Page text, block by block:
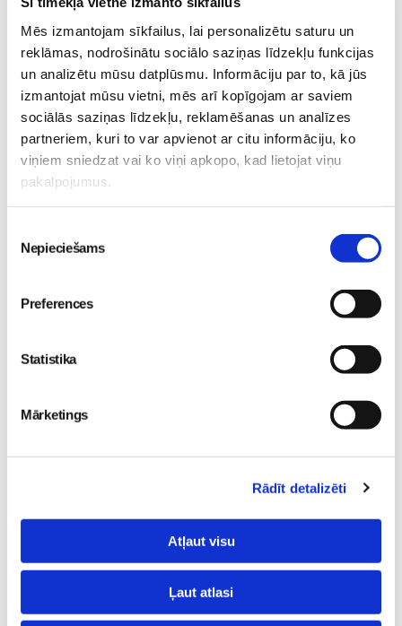
Mēs izmantojam sīkfailus, lai personalizētu saturu un
reklāmas, nodrošinātu sociālo saziņas līdzekļu funkcijas
un analizētu mūsu datplūsmu. Informāciju par to, kā jūs
izmantojat mūsu vietni, mēs arī kopīgojam ar saviem
sociālās saziņas līdzekļu, reklamēšanas un analīzes
partneriem, kuri to var apvienot ar citu informāciju, ko
viņiem sniedzat vai ko viņi apkopo, kad lietojat viņu
pakalpojumus.
izvēle
Nepieciešams
Preferences
Statistika
Mārketings
Rādīt detalizēti
Atļaut visu
Ļaut atlasi
5 svarīgi soļi, lai bērns
skolā atgrieztos vesels un
gatavs mācībām
Sievietēm
06. Aug 10:24
No 16. oktobra atvērsies
pasaulēm: publicēts
pasauļu atslēga” treileris
Sākam jauno Māmiņu
septembrī!
Sievietēm